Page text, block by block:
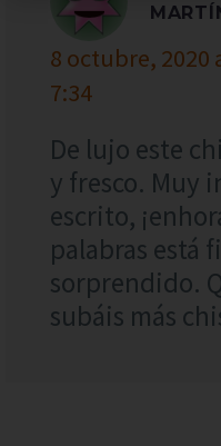
8 octubre, 2020
7:34
De lujo este
y fresco. Muy
escrito,
palabras está
sorprendido.
subáis más